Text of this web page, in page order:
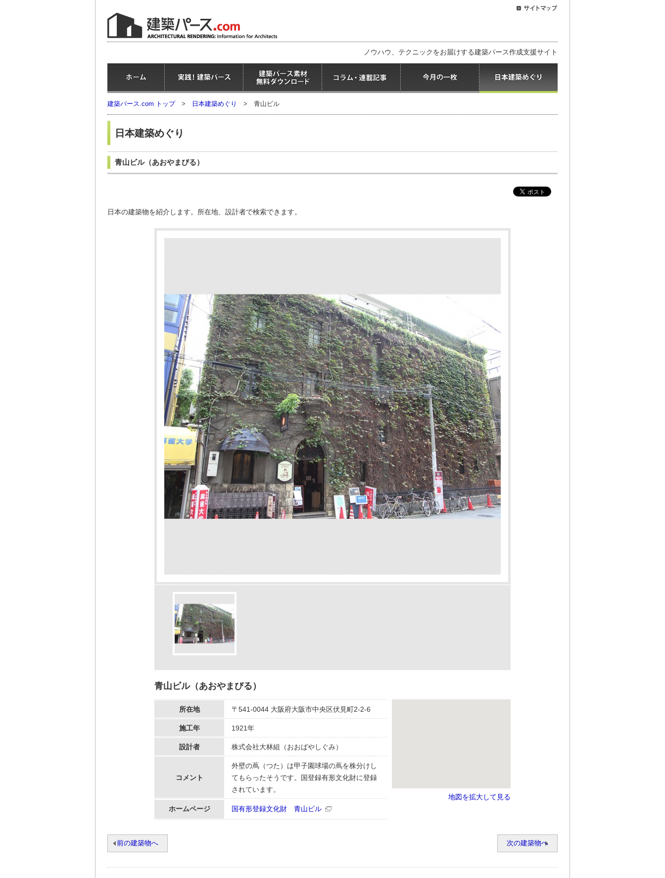
ノウハウ、テクニックをお届けする建築パース作成支援サイト
建築パース.com トップ > 日本建築めぐり > 青山ビル
日本建築めぐり
青山ビル（あおやまびる）
日本の建築物を紹介します。所在地、設計者で検索できます。
青山ビル（あおやまびる）
所在地 〒541-0044 大阪府大阪市中央区伏見町2-2-6
施工年 1921年
設計者 株式会社大林組（おおばやしぐみ）
コメント
外壁の蔦（つた）は甲子園球場の蔦を株分けし
てもらったそうです。国登録有形文化財に登録
されています。
ホームページ 国有形登録文化財 青山ビル
地図を拡大して見る
前の建築物へ 次の建築物へ